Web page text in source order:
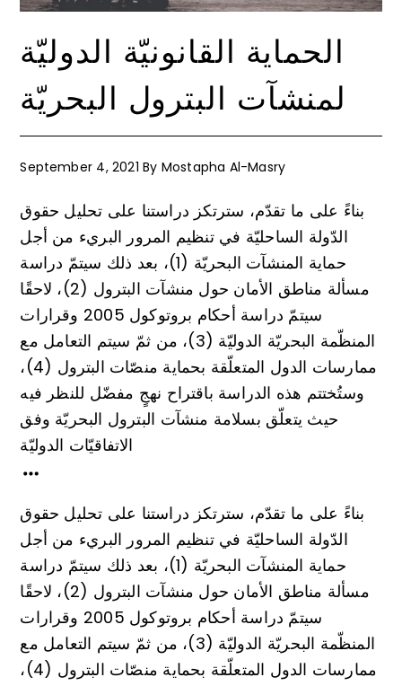
الحماية القانونيّة الدوليّة
لمنشآت البترول البحريّة
September 4, 2021 By Mostapha Al-Masry
بناءً على ما تقدّم، سترتكز دراستنا على تحليل حقوق
الدّولة الساحليّة في تنظيم المرور البريء من أجل
حماية المنشآت البحريّة (1)، بعد ذلك سيتمّ دراسة
مسألة مناطق الأمان حول منشآت البترول (2)، لاحقًا
سيتمّ دراسة أحكام بروتوكول 2005 وقرارات
المنظّمة البحريّة الدوليّة (3)، من ثمّ سيتم التعامل مع
ممارسات الدول المتعلّقة بحماية منصّات البترول (4)،
وستُختتم هذه الدراسة باقتراح نهجٍ مفضّل للنظر فيه
حيث يتعلّق بسلامة منشآت البترول البحريّة وفق
الاتفاقيّات الدوليّة
بناءً على ما تقدّم، سترتكز دراستنا على تحليل حقوق
الدّولة الساحليّة في تنظيم المرور البريء من أجل
حماية المنشآت البحريّة (1)، بعد ذلك سيتمّ دراسة
مسألة مناطق الأمان حول منشآت البترول (2)، لاحقًا
سيتمّ دراسة أحكام بروتوكول 2005 وقرارات
المنظّمة البحريّة الدوليّة (3)، من ثمّ سيتم التعامل مع
ممارسات الدول المتعلّقة بحماية منصّات البترول (4)،